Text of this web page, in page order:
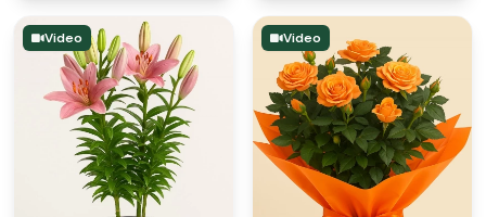
Video Video